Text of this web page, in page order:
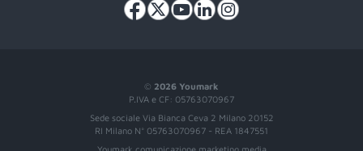
© 2026 Youmark
P.IVA e CF: 05763070967
Sede sociale Via Bianca Ceva 2 Milano 20152
RI Milano N° 05763070967 - REA 1847551